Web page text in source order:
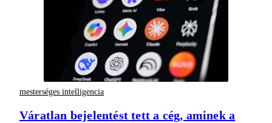
mesterséges intelligencia
Váratlan bejelentést tett a cég, aminek a